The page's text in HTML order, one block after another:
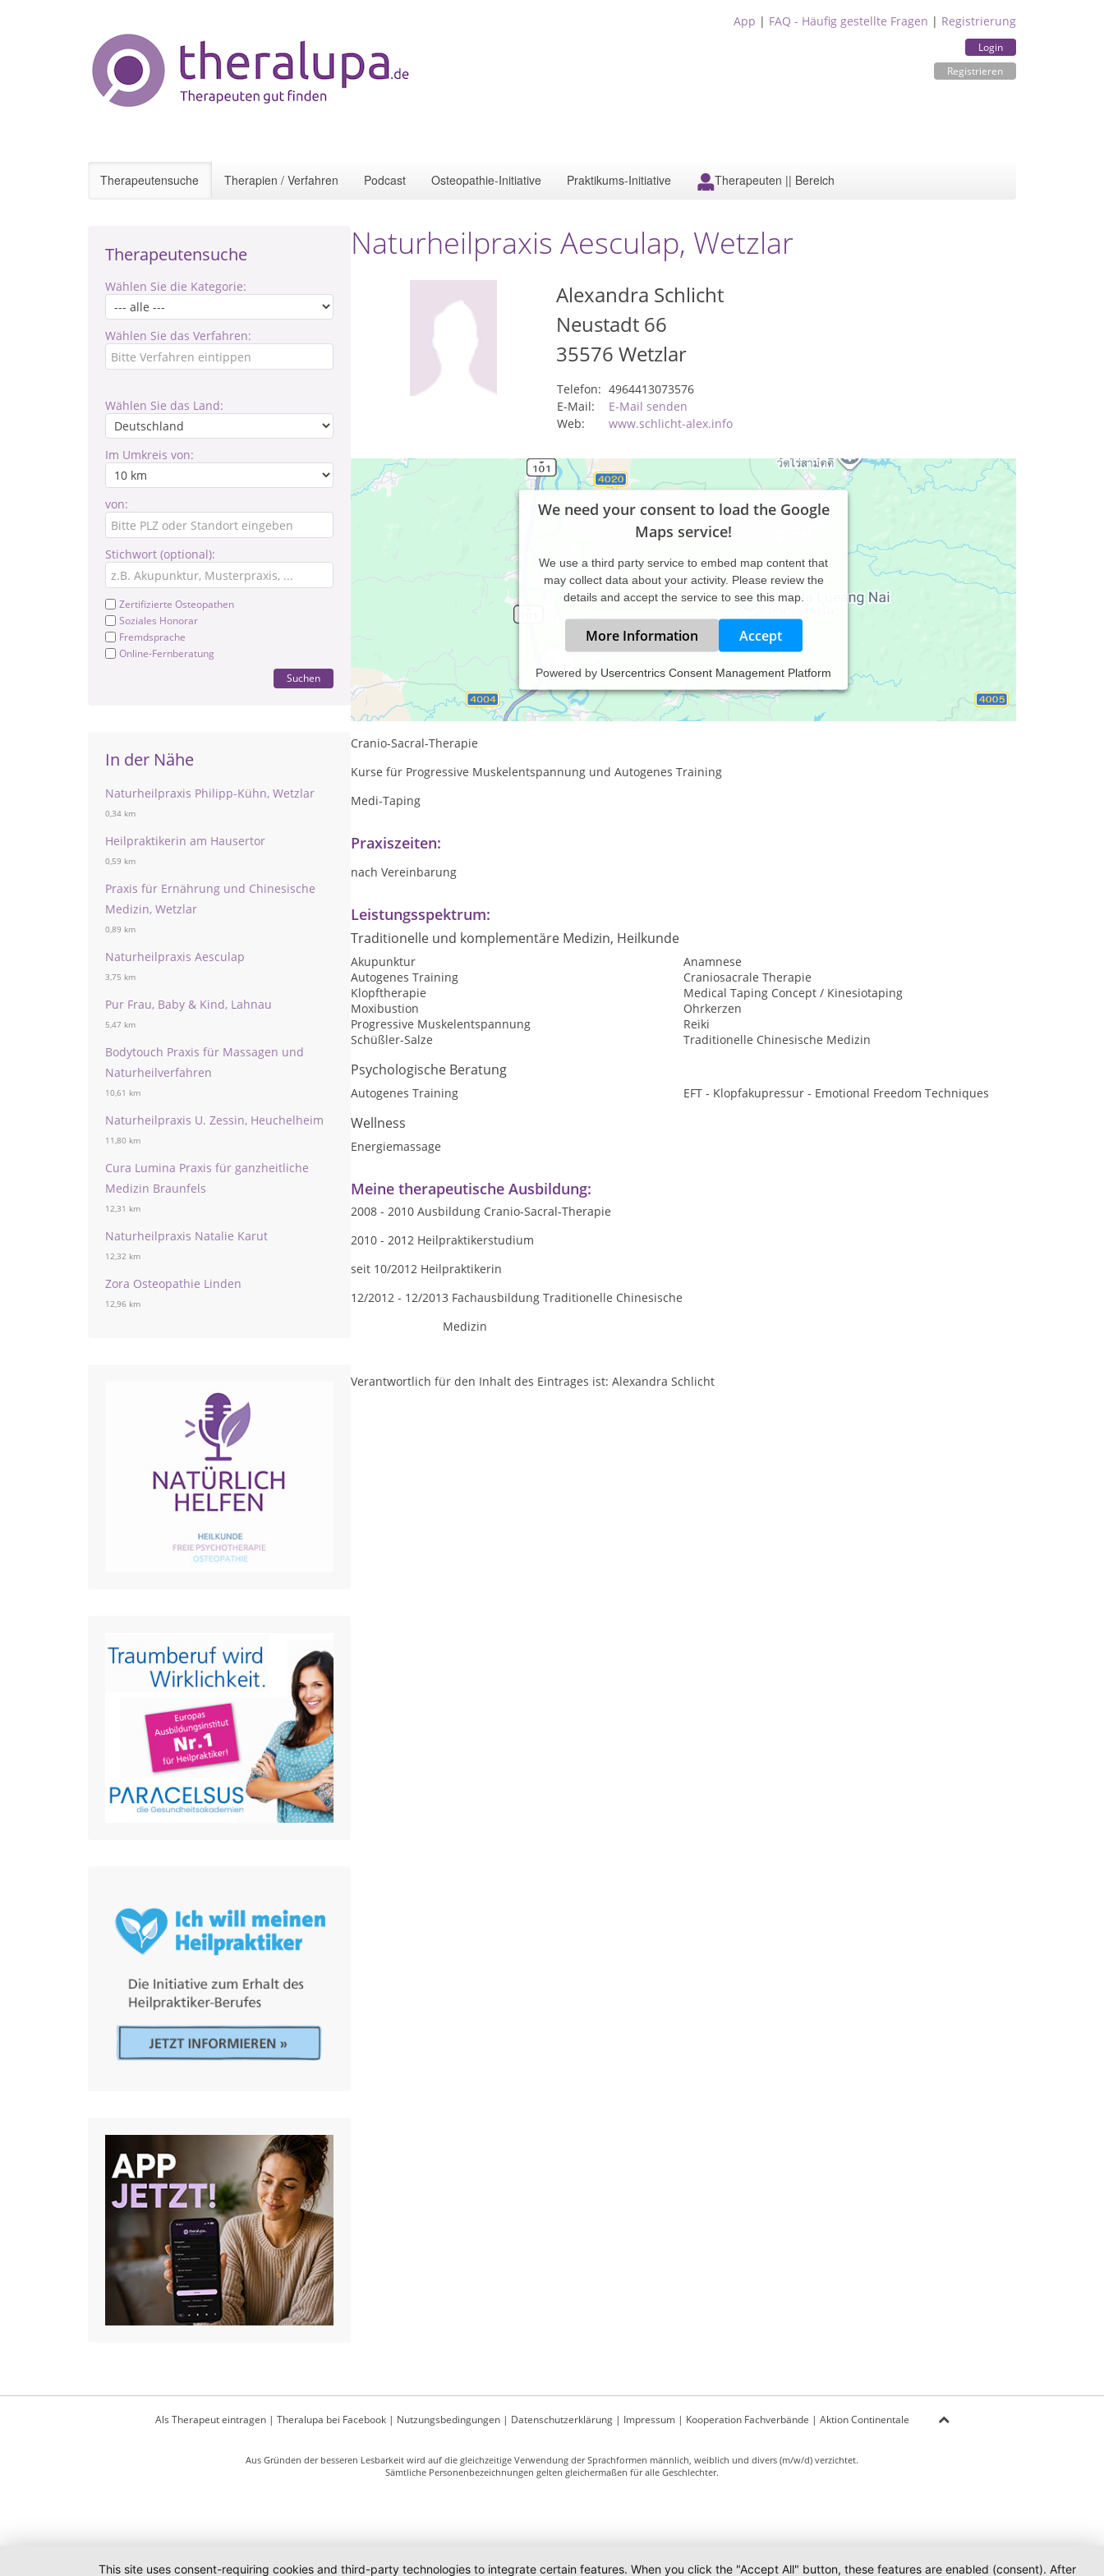
App | FAQ - Häufig gestellte Fragen | Registrierung
Login
Registrieren
Therapeutensuche Therapien / Verfahren Podcast Osteopathie-Initiative Praktikums-Initiative Therapeuten || Bereich
Therapeutensuche
Wählen Sie die Kategorie:
Wählen Sie das Verfahren:
Wählen Sie das Land:
Im Umkreis von:
von:
Stichwort (optional):
Zertifizierte Osteopathen
Soziales Honorar
Fremdsprache
Online-Fernberatung
Suchen
In der Nähe
Naturheilpraxis Philipp-Kühn, Wetzlar
0,34 km
Heilpraktikerin am Hausertor
0,59 km
Praxis für Ernährung und Chinesische
Medizin, Wetzlar
0,89 km
Naturheilpraxis Aesculap
3,75 km
Pur Frau, Baby & Kind, Lahnau
5,47 km
Bodytouch Praxis für Massagen und
Naturheilverfahren
10,61 km
Naturheilpraxis U. Zessin, Heuchelheim
11,80 km
Cura Lumina Praxis für ganzheitliche
Medizin Braunfels
12,31 km
Naturheilpraxis Natalie Karut
12,32 km
Zora Osteopathie Linden
12,96 km
Naturheilpraxis Aesculap, Wetzlar
Alexandra Schlicht
Neustadt 66
35576 Wetzlar
Telefon: 4964413073576
E-Mail:
E-Mail senden
Web:
www.schlicht-alex.info
We need your consent to load the Google
Maps service!
We use a third party service to embed map content that
may collect data about your activity. Please review the
details and accept the service to see this map.
More Information Accept
Powered by Usercentrics Consent Management Platform
In meiner Naturheilpraxis biete ich an:
Traditionelle Chinesische Medizin / Akupunktur
Cranio-Sacral-Therapie
Kurse für Progressive Muskelentspannung und Autogenes Training
Medi-Taping
Praxiszeiten:
nach Vereinbarung
Leistungsspektrum:
Traditionelle und komplementäre Medizin, Heilkunde
Akupunktur
Anamnese
Autogenes Training
Craniosacrale Therapie
Klopftherapie
Medical Taping Concept / Kinesiotaping
Moxibustion
Ohrkerzen
Progressive Muskelentspannung
Reiki
Schüßler-Salze
Traditionelle Chinesische Medizin
Psychologische Beratung
Autogenes Training EFT - Klopfakupressur - Emotional Freedom Techniques
Wellness
Energiemassage
Meine therapeutische Ausbildung:
2008 - 2010 Ausbildung Cranio-Sacral-Therapie
2010 - 2012 Heilpraktikerstudium
seit 10/2012 Heilpraktikerin
12/2012 - 12/2013 Fachausbildung Traditionelle Chinesische
Medizin
Verantwortlich für den Inhalt des Eintrages ist: Alexandra Schlicht
Als Therapeut eintragen| Theralupa bei Facebook| Nutzungsbedingungen| Datenschutzerklärung| Impressum| Kooperation Fachverbände | Aktion Continentale
Aus Gründen der besseren Lesbarkeit wird auf die gleichzeitige Verwendung der Sprachformen männlich, weiblich und divers (m/w/d) verzichtet.
Sämtliche Personenbezeichnungen gelten gleichermaßen für alle Geschlechter.
This site uses consent-requiring cookies and third-party technologies to integrate certain features. When you click the "Accept All" button, these features are enabled (consent). After